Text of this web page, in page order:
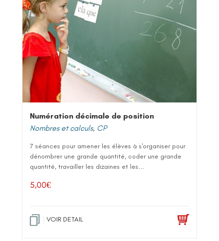
Numération décimale de position
Nombres et calculs, CP
7 séances pour amener les élèves à s'organiser pour
dénombrer une grande quantité, coder une grande
quantité, travailler les dizaines et les...
5,00€
VOIR DETAIL